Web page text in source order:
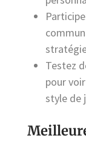
Testez
pour
style de